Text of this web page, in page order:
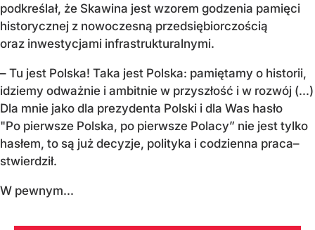
podkreślał, że Skawina jest wzorem godzenia pamięci
historycznej z nowoczesną przedsiębiorczością
oraz inwestycjami infrastrukturalnymi.
– Tu jest Polska! Taka jest Polska: pamiętamy o historii,
idziemy odważnie i ambitnie w przyszłość i w rozwój (...)
Dla mnie jako dla prezydenta Polski i dla Was hasło
"Po pierwsze Polska, po pierwsze Polacy” nie jest tylko
hasłem, to są już decyzje, polityka i codzienna praca–
stwierdził.
W pewnym...